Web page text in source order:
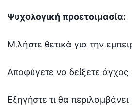
Ψυχολογική προετοιμασία:
Μιλήστε θετικά για την
Αποφύγετε να δείξετε άγχος
Εξηγήστε τι θα